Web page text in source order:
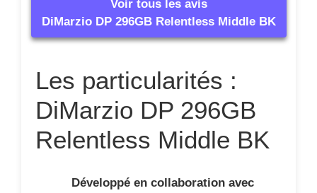
Voir tous les avis
DiMarzio DP 296GB Relentless Middle BK
Les particularités :
DiMarzio DP 296GB
Relentless Middle BK
Développé en collaboration avec